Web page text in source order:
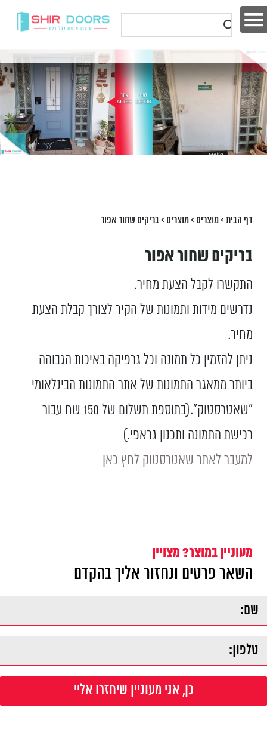
דף הבית>מוצרים >מוצרים >בריקים שחור אפור
בריקים שחור אפור
התקשרו לקבל הצעת מחיר.
נדרשים מידות ותמונות של הקיר לצורך קבלת הצעת
מחיר.
ניתן להזמין כל תמונה וכל גרפיקה באיכות הגבוהה
ביותר ממאגר התמונות של אתר התמונות הבינלאומי
"שאטרסטוק".(בתוספת תשלום של 150 שח עבור
רכישת התמונה ותכנון גראפי.)
למעבר לאתר שאטרסטוק לחץ כאן
מעוניין במוצר? מצויין
השאר פרטים ונחזור אליך בהקדם